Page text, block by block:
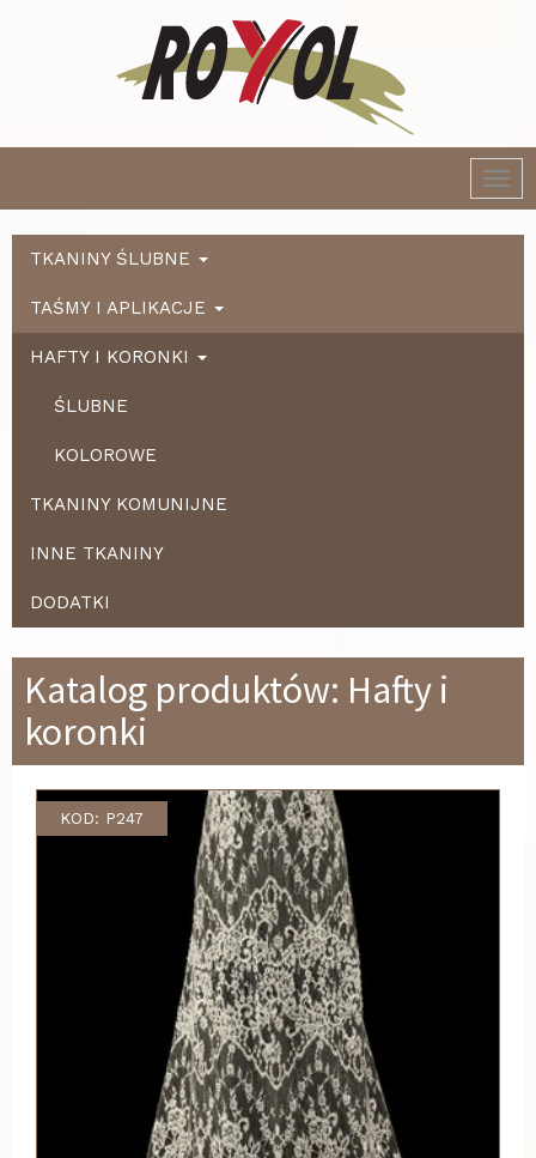
TKANINY ŚLUBNE
TAŚMY I APLIKACJE
HAFTY I KORONKI
ŚLUBNE
KOLOROWE
TKANINY KOMUNIJNE
INNE TKANINY
DODATKI
Katalog produktów: Hafty i
koronki
KOD: P247